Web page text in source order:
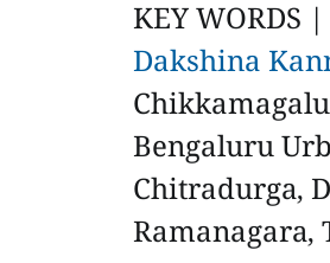
KEY
Dakshina
Bengaluru
Chitradurga,